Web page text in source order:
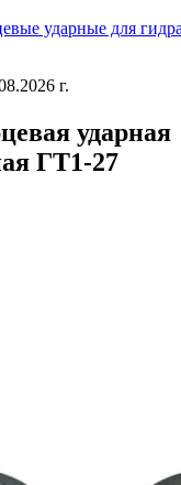
ударные для
г.
ударная
ГТ1-27